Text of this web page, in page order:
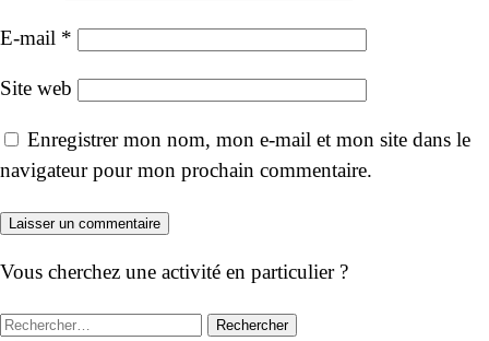
E-mail *
Site web
Enregistrer mon nom, mon e-mail et mon site dans le
navigateur pour mon prochain commentaire.
Vous cherchez une activité en particulier ?
Rechercher :